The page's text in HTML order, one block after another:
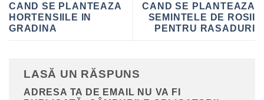
CAND SE PLANTEAZA
HORTENSIILE IN
GRADINA
CAND SE PLANTEAZA
SEMINTELE DE ROSII
PENTRU RASADURI
LASĂ UN RĂSPUNS
ADRESA TA DE EMAIL NU VA FI